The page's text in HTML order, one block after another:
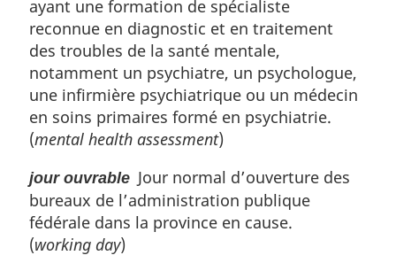
ayant une formation de spécialiste
reconnue en diagnostic et en traitement
des troubles de la santé mentale,
notamment un psychiatre, un psychologue,
une infirmière psychiatrique ou un médecin
en soins primaires formé en psychiatrie.
(mental health assessment)
jour ouvrable Jour normal d’ouverture des
bureaux de l’administration publique
fédérale dans la province en cause.
(working day)